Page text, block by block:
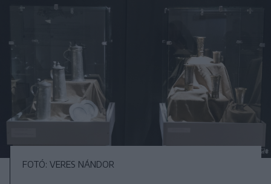
FOTÓ: VERES NÁNDOR